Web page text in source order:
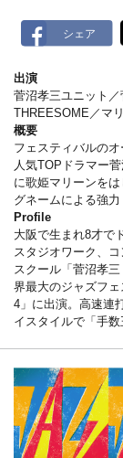
出演
菅沼孝三ユニット
THREESOME／マ
概要
フェスティバルの
人気TOPドラマー
に歌姫マリーンを
グネームによる強力
Profile
大阪で生まれ8才で
スタジオワーク、
スクール「菅沼孝
界最大のジャズフ
4」に出演。高速連
イスタイルで「手数